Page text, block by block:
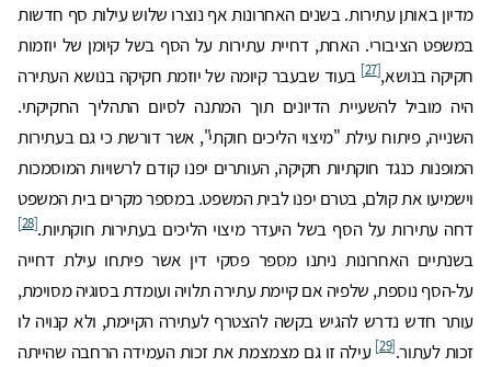
מדיון באותן עתירות. בשנים האחרונות אף נוצרו שלוש עילות סף חדשות
במשפט הציבורי. האחת, דחיית עתירות על הסף בשל קיומן של יוזמות
חקיקה בנושא,[27]
בעוד שבעבר קיומה של יוזמת חקיקה בנושא העתירה
היה מוביל להשעיית הדיונים תוך המתנה לסיום התהליך החקיקתי.
השנייה, פיתוח עילת "מיצוי הליכים חוקתי", אשר דורשת כי גם בעתירות
המופנות כנגד חוקתיות חקיקה, העותרים יפנו קודם לרשויות המוסמכות
וישמיעו את קולם, בטרם יפנו לבית המשפט. במספר מקרים בית המשפט
דחה עתירות על הסף בשל היעדר מיצוי הליכים בעתירות חוקתיות.[28]
בשנתיים האחרונות ניתנו מספר פסקי דין אשר פיתחו עילת דחייה
על-הסף נוספת, שלפיה אם קיימת עתירה תלויה ועומדת בסוגיה מסוימת,
עותר חדש נדרש להגיש בקשה להצטרף לעתירה הקיימת, ולא קנויה לו
זכות לעתור.[29]
עילה זו גם מצמצמת את זכות העמידה הרחבה שהייתה